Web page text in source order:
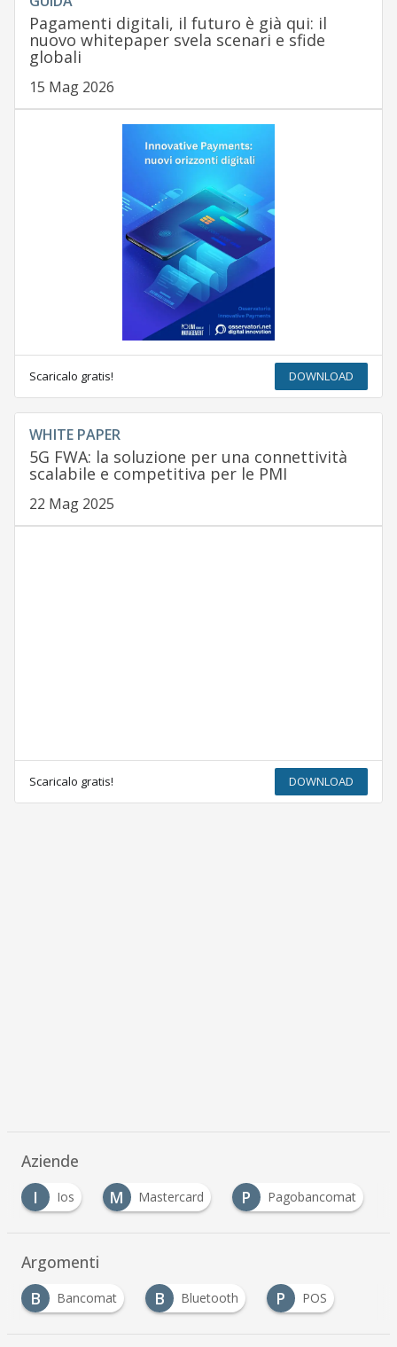
Pagamenti digitali, il futuro è già qui: il
nuovo whitepaper svela scenari e sfide
globali
15 Mag 2026
Scaricalo gratis! DOWNLOAD
WHITE PAPER
5G FWA: la soluzione per una connettività
scalabile e competitiva per le PMI
22 Mag 2025
Scaricalo gratis! DOWNLOAD
Aziende
M
Mastercard P Pagobancomat U Ubi
Argomenti
B
Bancomat B Bluetooth P POS